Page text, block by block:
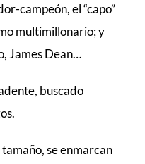
campeón, el “capo”
multimillonario; y
James Dean…
buscado
se enmarcan